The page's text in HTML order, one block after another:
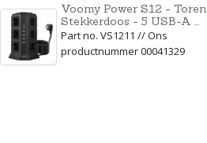
Voomy Power S12 - Toren
Stekkerdoos - 5 USB-A ...
Part no. VS1211 // Ons
productnummer 00041329